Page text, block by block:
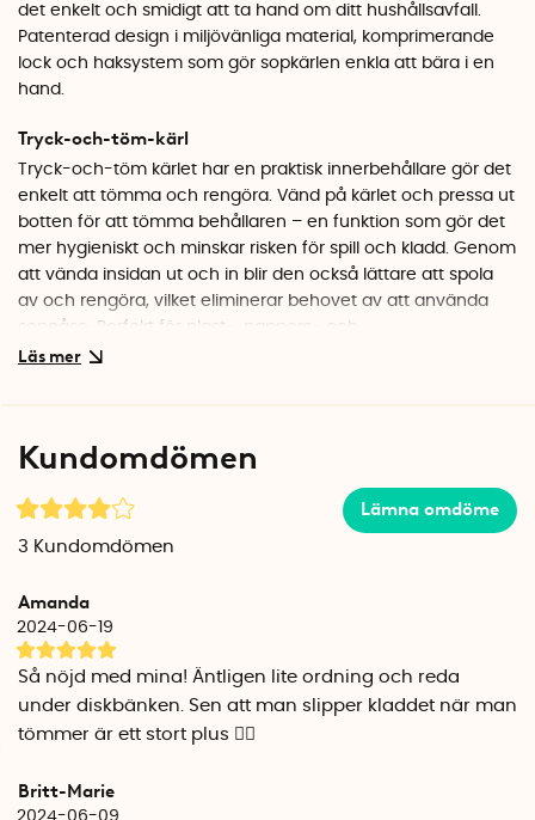
det enkelt och smidigt att ta hand om ditt hushållsavfall.
Patenterad design i miljövänliga material, komprimerande
lock och haksystem som gör sopkärlen enkla att bära i en
hand.
Tryck-och-töm-kärl
Tryck-och-töm kärlet har en praktisk innerbehållare gör det
enkelt att tömma och rengöra. Vänd på kärlet och pressa ut
botten för att tömma behållaren – en funktion som gör det
mer hygieniskt och minskar risken för spill och kladd. Genom
att vända insidan ut och in blir den också lättare att spola
av och rengöra, vilket eliminerar behovet av att använda
soppåse. Perfekt för plast-, pappers- och
metallförpackningar.
Med avtagbar botten blir rengöringen en smidig och fräsch
biologiskt nedbrytbart avfall. Uppsamlaren i botten är
nämligen utformad med sidor för att förhindra att
Ventilationsgallret ger dessutom avfallet en chans att andas
och förhindrar obehagliga lukter och mögel.
Sopsorteringskärl
Sopsorteringskärlet har avtagbar botten med läckageskydd
och lämpar sig för vardagsåtervinningens olika typer av
Kundomdömen
Lämna omdöme
3 Kundomdömen
Amanda
2024-06-19
Så nöjd med mina! Äntligen lite ordning och reda
under diskbänken. Sen att man slipper kladdet när man
tömmer är ett stort plus 👍🏻
Britt-Marie
2024-06-09